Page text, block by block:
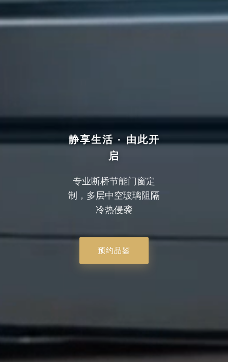
静享生活 · 由此开
启
专业断桥节能门窗定
制，多层中空玻璃阻隔
冷热侵袭
预约品鉴